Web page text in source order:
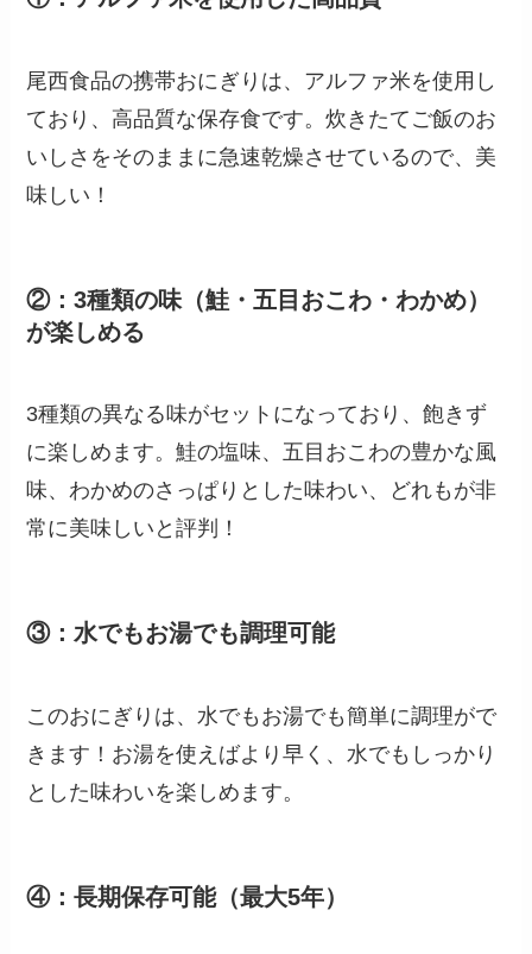
尾西食品の携帯おにぎりは、アルファ米を使用し
ており、高品質な保存食です。炊きたてご飯のお
いしさをそのままに急速乾燥させているので、美
味しい！
②：3種類の味（鮭・五目おこわ・わかめ）
が楽しめる
3種類の異なる味がセットになっており、飽きず
に楽しめます。鮭の塩味、五目おこわの豊かな風
味、わかめのさっぱりとした味わい、どれもが非
常に美味しいと評判！
③：水でもお湯でも調理可能
このおにぎりは、水でもお湯でも簡単に調理がで
きます！お湯を使えばより早く、水でもしっかり
とした味わいを楽しめます。
④：長期保存可能（最大5年）